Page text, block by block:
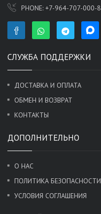
PHONE: +7-964-707-000-8
СЛУЖБА ПОДДЕРЖКИ
ДОСТАВКА И ОПЛАТА
ОБМЕН И ВОЗВРАТ
КОНТАКТЫ
ДОПОЛНИТЕЛЬНО
О НАС
ПОЛИТИКА БЕЗОПАСНОСТИ
УСЛОВИЯ СОГЛАШЕНИЯ